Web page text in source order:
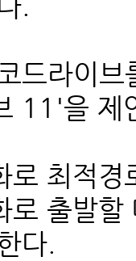
드라이
11'을 제
로 최적
로 출발
다.